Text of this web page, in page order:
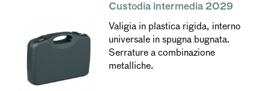
Custodia intermedia 2029
Valigia in plastica rigida, interno
universale in spugna bugnata.
Serrature a combinazione
metalliche.